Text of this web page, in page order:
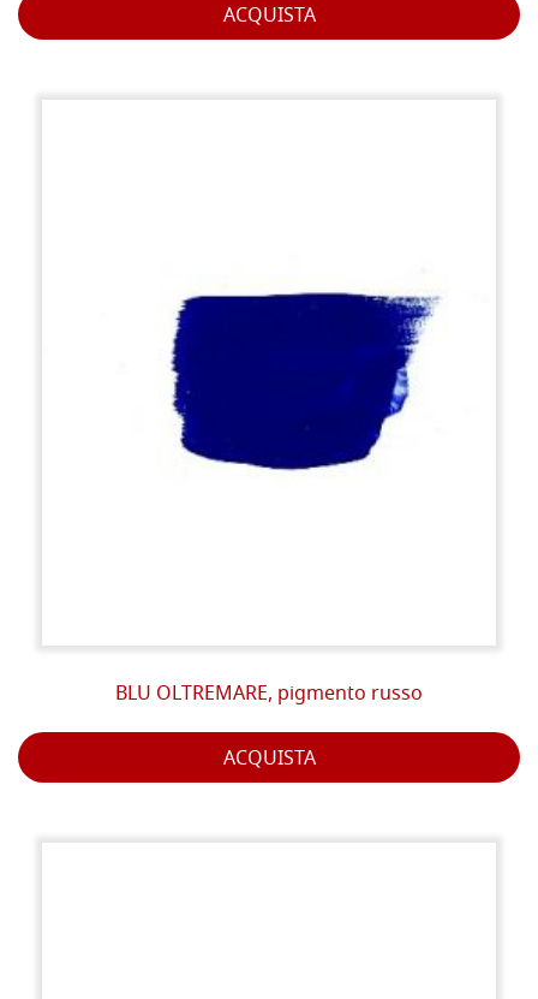
ACQUISTA
BLU OLTREMARE, pigmento russo
ACQUISTA